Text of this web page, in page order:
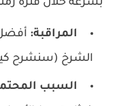
بسرعة خلال فترة
المراقبة:
الشرخ (سنشرح
السبب